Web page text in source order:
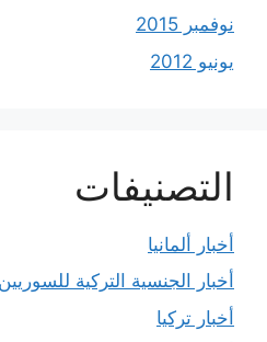
نوفمبر 2015
يونيو 2012
التصنيفات
أخبار ألمانيا
أخبار الجنسية التركية للسوريين
أخبار تركيا